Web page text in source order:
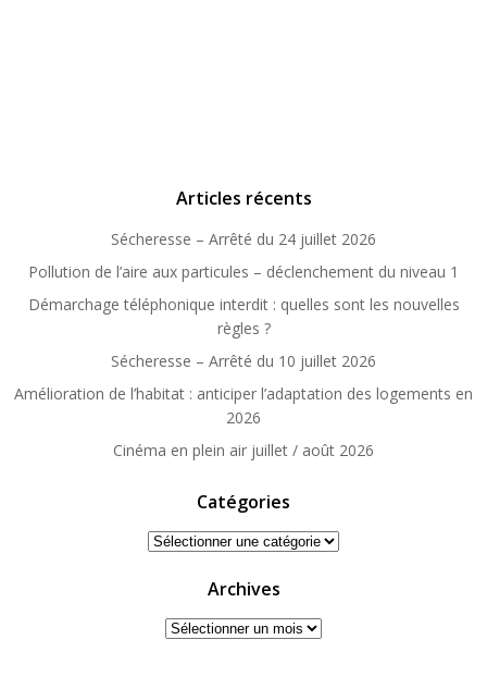
Articles récents
Sécheresse – Arrêté du 24 juillet 2026
Pollution de l’aire aux particules – déclenchement du niveau 1
Démarchage téléphonique interdit : quelles sont les nouvelles
règles ?
Sécheresse – Arrêté du 10 juillet 2026
Amélioration de l’habitat : anticiper l’adaptation des logements en
2026
Cinéma en plein air juillet / août 2026
Catégories
Catégories
Archives
Archives